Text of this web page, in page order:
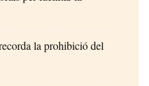
la prohibició del